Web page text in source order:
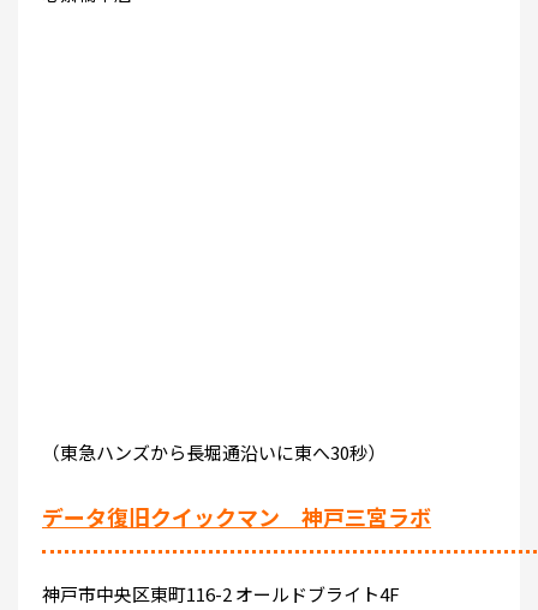
（東急ハンズから長堀通沿いに東へ30秒）
データ復旧クイックマン 神戸三宮ラボ
神戸市中央区東町116-2 オールドブライト4F